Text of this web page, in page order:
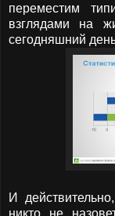
переместим
взглядами на
сегодняшний
И
никто не